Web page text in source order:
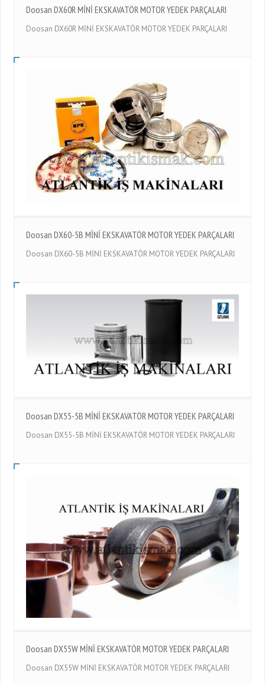
Doosan DX60R MİNİ EKSKAVATÖR MOTOR YEDEK PARÇALARI
Doosan DX60R MİNİ EKSKAVATÖR MOTOR YEDEK PARÇALARI
Doosan DX60-5B MİNİ EKSKAVATÖR MOTOR YEDEK PARÇALARI
Doosan DX60-5B MİNİ EKSKAVATÖR MOTOR YEDEK PARÇALARI
Doosan DX55-5B MİNİ EKSKAVATÖR MOTOR YEDEK PARÇALARI
Doosan DX55-5B MİNİ EKSKAVATÖR MOTOR YEDEK PARÇALARI
Doosan DX55W MİNİ EKSKAVATÖR MOTOR YEDEK PARÇALARI
Doosan DX55W MİNİ EKSKAVATÖR MOTOR YEDEK PARÇALARI